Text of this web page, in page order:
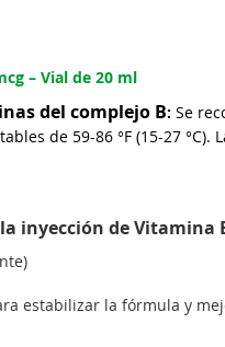
– Vial de 20 ml
del complejo B: Se
de 59-86 °F (15-27
inyección de Vitamina
estabilizar la fórmula y